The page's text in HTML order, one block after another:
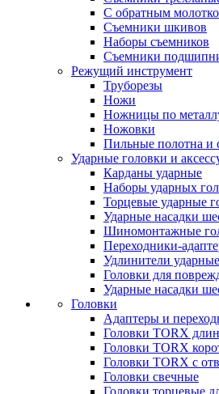
С обратным
Съемники шкивов
Наборы съемников
Съемники
Режущий инструмент
Труборезы
Ножи
Ножницы по
Ножовки
Пильные полотна и
Ударные головки и
Карданы ударные
Наборы ударных
Торцевые ударные
Ударные насадки
Шиномонтажные
Переходники-
Удлинители ударные
Головки для
Ударные насадки
Головки
Адаптеры и
Головки TORX
Головки TORX
Головки TORX с
Головки свечные
Головки торцевые